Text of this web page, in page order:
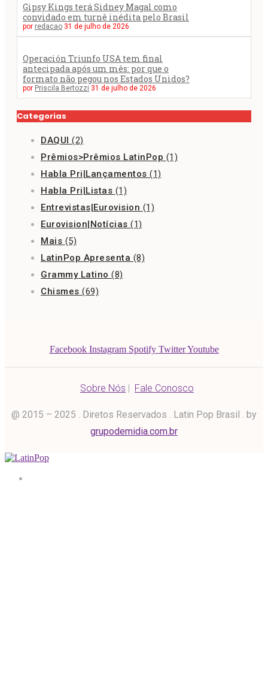
Gipsy Kings terá Sidney Magal como
convidado em turnê inédita pelo Brasil
por redacao 31 de julho de 2026
Operación Triunfo USA tem final
antecipada após um mês: por que o
formato não pegou nos Estados Unidos?
por Priscila Bertozzi 31 de julho de 2026
Categorias
DAQUI (2)
Prêmios>Prêmios LatinPop (1)
Habla Pri|Lançamentos (1)
Habla Pri|Listas (1)
Entrevistas|Eurovision (1)
Eurovision|Notícias (1)
Mais (5)
LatinPop Apresenta (8)
Grammy Latino (8)
Chismes (69)
Facebook Instagram Spotify Twitter Youtube
Sobre Nós | Fale Conosco
@ 2015 – 2025 . Diretos Reservados . Latin Pop Brasil . by
grupodemidia.com.br